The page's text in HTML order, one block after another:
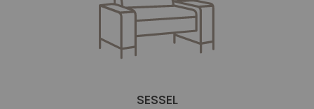
SESSEL